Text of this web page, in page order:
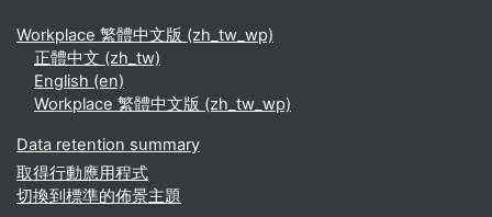
Workplace 繁體中文版 ‎(zh_tw_wp)‎
正體中文 ‎(zh_tw)‎
English ‎(en)‎
Workplace 繁體中文版 ‎(zh_tw_wp)‎
Data retention summary
取得行動應用程式
切換到標準的佈景主題